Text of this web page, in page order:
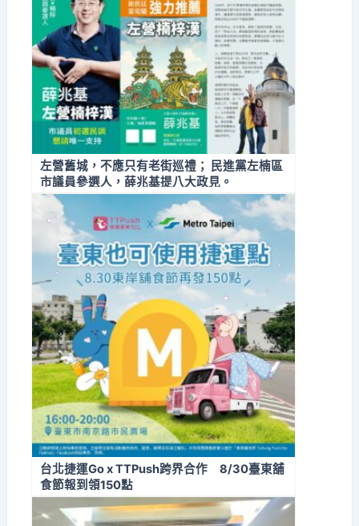
左營舊城，不應只有老街巡禮； 民進黨左楠區
市議員參選人，薛兆基提八大政見。
台北捷運Go x TTPush跨界合作 8/30臺東舖
食節報到領150點